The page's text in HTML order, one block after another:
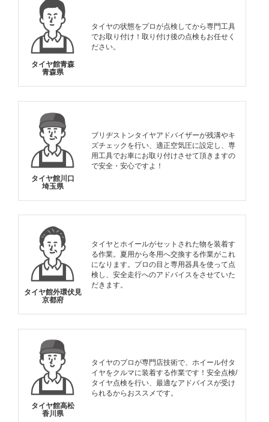
タイヤ館青森
青森県
タイヤの状態をプロが点検してから専門工具
でお取り付け！取り付け後の点検もお任せく
ださい。
タイヤ館川口
埼玉県
ブリヂストンタイヤアドバイザーが残溝やキ
ズチェックを行い、適正空気圧に設定し、専
用工具でお車にお取り付けさせて頂きますの
で安全・安心ですよ！
タイヤ館外環伏見
京都府
タイヤとホイールがセットされた物を装着す
る作業。夏用から冬用へ交換する作業がこれ
になります。プロの目と専用器具を使って点
検し、安全走行へのアドバイスをさせていた
だきます。
タイヤ館高松
香川県
タイヤのプロが専門店技術で、ホイール付タ
イヤをクルマに装着する作業です！安全点検/
タイヤ点検を行い、最適なアドバイスが受け
られるからおススメです。